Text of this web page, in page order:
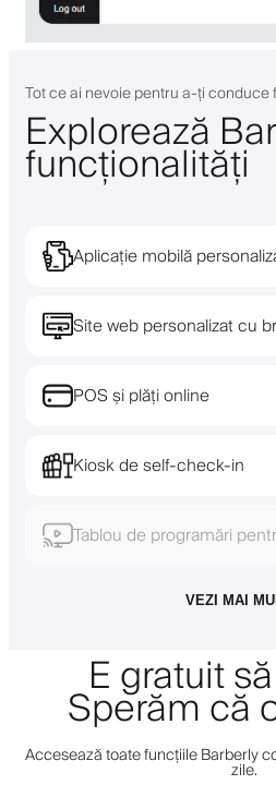
Tot ce ai nevoie pentru a-ți conduce
Explorează
funcționalități
Aplicație mobilă
Site web personalizat cu
POS și plăți online
Kiosk de self-check-in
Tablou de programări
VEZI MAI
E gratuit
Sperăm că
Accesează toate funcțiile Barberly
zile.